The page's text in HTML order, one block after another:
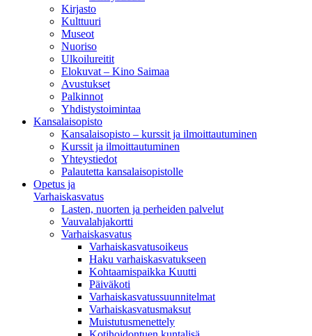
Kirjasto
Kulttuuri
Museot
Nuoriso
Ulkoilureitit
Elokuvat – Kino Saimaa
Avustukset
Palkinnot
Yhdistystoimintaa
Kansalaisopisto
Kansalaisopisto – kurssit ja ilmoittautuminen
Kurssit ja ilmoittautuminen
Yhteystiedot
Palautetta kansalaisopistolle
Opetus ja
Varhaiskasvatus
Lasten, nuorten ja perheiden palvelut
Vauvalahjakortti
Varhaiskasvatus
Varhaiskasvatusoikeus
Haku varhaiskasvatukseen
Kohtaamispaikka Kuutti
Päiväkoti
Varhaiskasvatussuunnitelmat
Varhaiskasvatusmaksut
Muistutusmenettely